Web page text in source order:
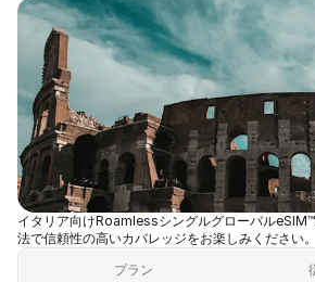
イタリア向けRoamlessシングルグローバル
法で信頼性の高いカバレッジをお楽しみください。
プラン